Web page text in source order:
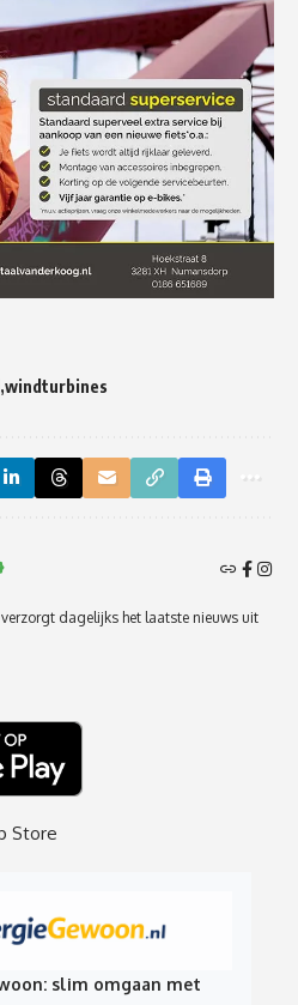
windturbines
dagelijks het laatste nieuws uit
slim omgaan met